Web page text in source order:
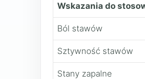
Wskazania do
Ból stawów
Sztywność stawów
Stany zapalne